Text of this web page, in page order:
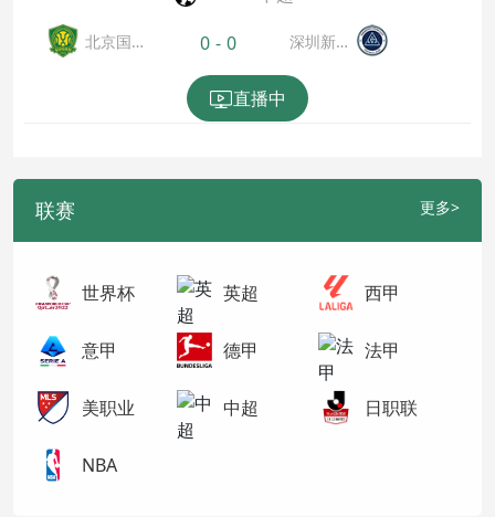
北京国
0 - 0
深圳新鵬
直播中
联赛 更多>
世界杯 英超 西甲
意甲 德甲 法甲
美职业 中超 日职联
NBA